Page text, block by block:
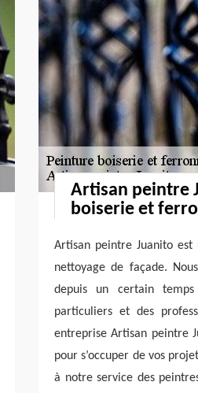
Artisan peintre
boiserie et
Artisan peintre Juanito
nettoyage de façade.
depuis un certain
particuliers et des
entreprise Artisan peintre
pour s’occuper de vos
à notre service des